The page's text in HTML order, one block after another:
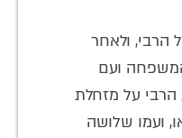
הרבי, ולאחר
ועם
על מזחלת
ועמו שלושה